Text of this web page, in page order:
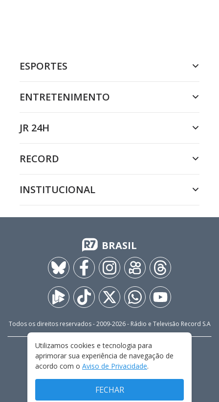
ESPORTES
ENTRETENIMENTO
JR 24H
RECORD
INSTITUCIONAL
BRASIL
Todos os direitos reservados - 2009-2026- Rádio e Televisão Record S.A
FALE CONOSCO
PRIVACIDADE
TERMOS E CONDIÇÕES DE USO
Utilizamos cookies e tecnologia para
aprimorar sua experiência de navegação de
acordo com o Aviso de Privacidade.
FECHAR